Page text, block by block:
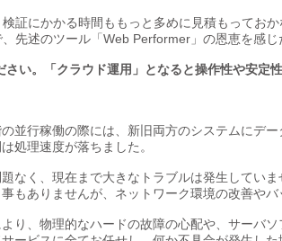
証にかかる時間ももっと多めに見積もってお
先述のツール「Web Performer」の恩恵を感じ
い。「クラウド運用」となると操作性や安定
並行稼働の際には、新旧両方のシステムにデ
処理速度が落ちました。
なく、現在まで大きなトラブルは発生してい
事もありませんが、ネットワーク環境の改善や
り、物理的なハードの故障の心配や、サーバ